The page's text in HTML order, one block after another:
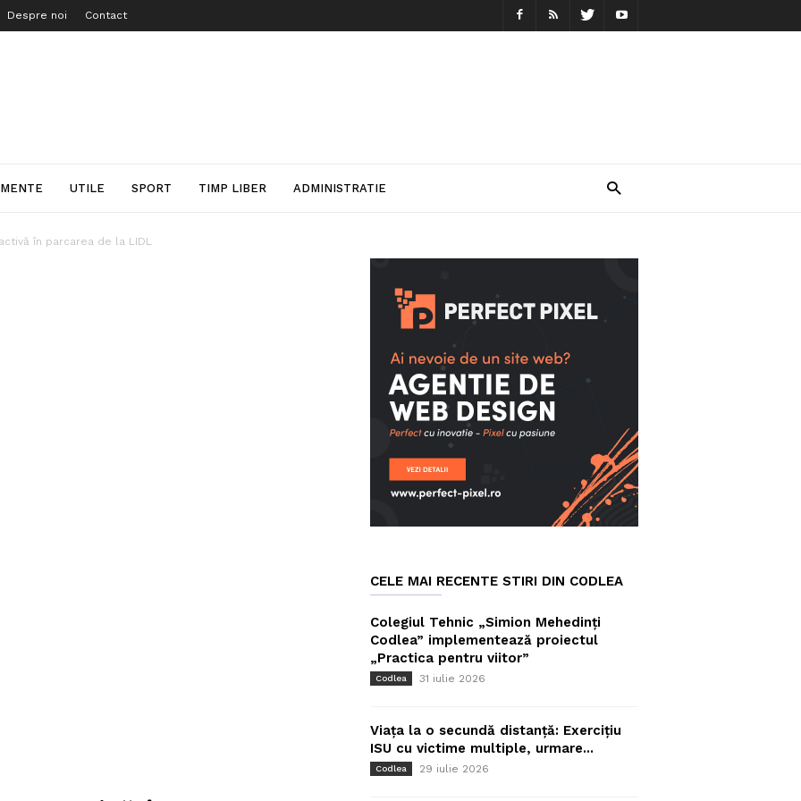
Despre noi Contact
UTILE SPORT TIMP LIBER ADMINISTRATIE
în parcarea de la LIDL
CELE MAI RECENTE STIRI DIN CODLEA
Colegiul Tehnic „Simion Mehedinți
Codlea” implementează proiectul
„Practica pentru viitor”
Codlea 31 iulie 2026
Viața la o secundă distanță: Exercițiu
ISU cu victime multiple, urmare...
Codlea 29 iulie 2026